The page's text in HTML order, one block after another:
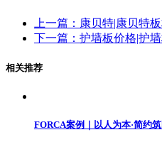
上一篇：康贝特|康贝特
下一篇：护墙板价格|护
相关推荐
FORCA案例｜以人为本·简约